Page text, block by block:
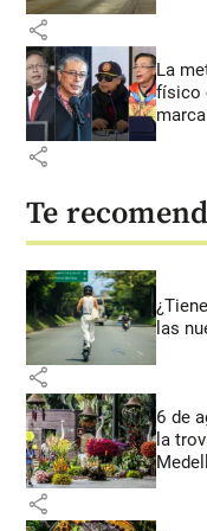
share
La
físico
share
Te
las
share
6 de
la
share